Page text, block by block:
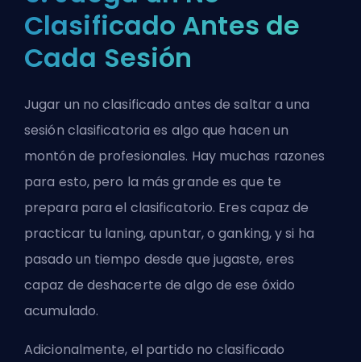
Clasificado Antes de
Cada Sesión
Jugar un no clasificado antes de saltar a una
sesión clasificatoria es algo que hacen un
montón de profesionales. Hay muchas razones
para esto, pero la más grande es que te
prepara para el clasificatorio. Eres capaz de
practicar tu laning, apuntar, oganking, y si ha
pasado un tiempo desde que jugaste, eres
capaz de deshacerte de algo de ese óxido
acumulado.
Adicionalmente, el partido no clasificado